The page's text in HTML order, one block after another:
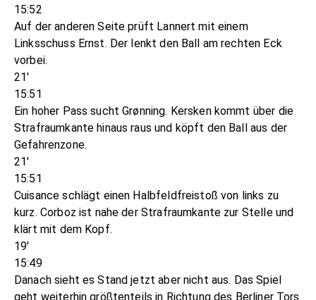
15:52
Auf der anderen Seite prüft Lannert mit einem
Linksschuss Ernst. Der lenkt den Ball am rechten Eck
vorbei.
21'
15:51
Ein hoher Pass sucht Grønning. Kersken kommt über die
Strafraumkante hinaus raus und köpft den Ball aus der
Gefahrenzone.
21'
15:51
Cuisance schlägt einen Halbfeldfreistoß von links zu
kurz. Corboz ist nahe der Strafraumkante zur Stelle und
klärt mit dem Kopf.
19'
15:49
Danach sieht es Stand jetzt aber nicht aus. Das Spiel
geht weiterhin größtenteils in Richtung des Berliner Tors.